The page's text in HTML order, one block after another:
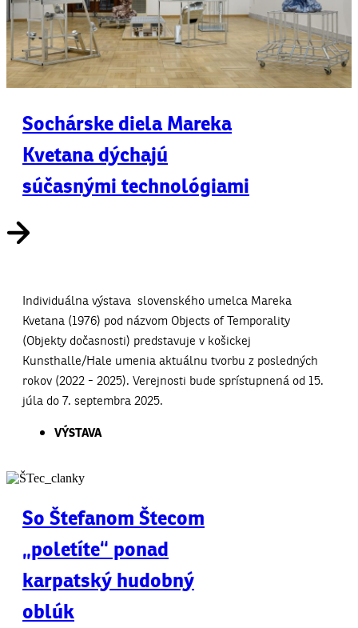
Sochárske diela Mareka
Kvetana dýchajú
súčasnými technológiami
Individuálna výstava slovenského umelca Mareka
Kvetana (1976) pod názvom Objects of Temporality
(Objekty dočasnosti) predstavuje v košickej
Kunsthalle/Hale umenia aktuálnu tvorbu z posledných
rokov (2022 - 2025). Verejnosti bude sprístupnená od 15.
júla do 7. septembra 2025.
VÝSTAVA
So Štefanom Štecom
„poletíte“ ponad
karpatský hudobný
oblúk